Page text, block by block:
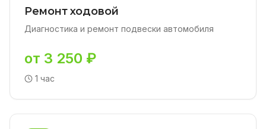
Ремонт ходовой
Диагностика и ремонт подвески автомобиля
от 3 250 ₽
1 час